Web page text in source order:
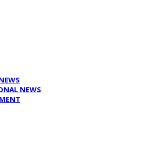
NEWS